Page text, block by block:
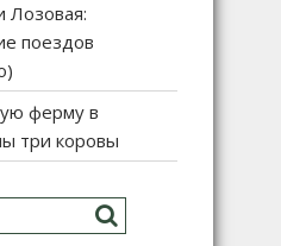
Лозовая:
поездов
ферму в
три коровы